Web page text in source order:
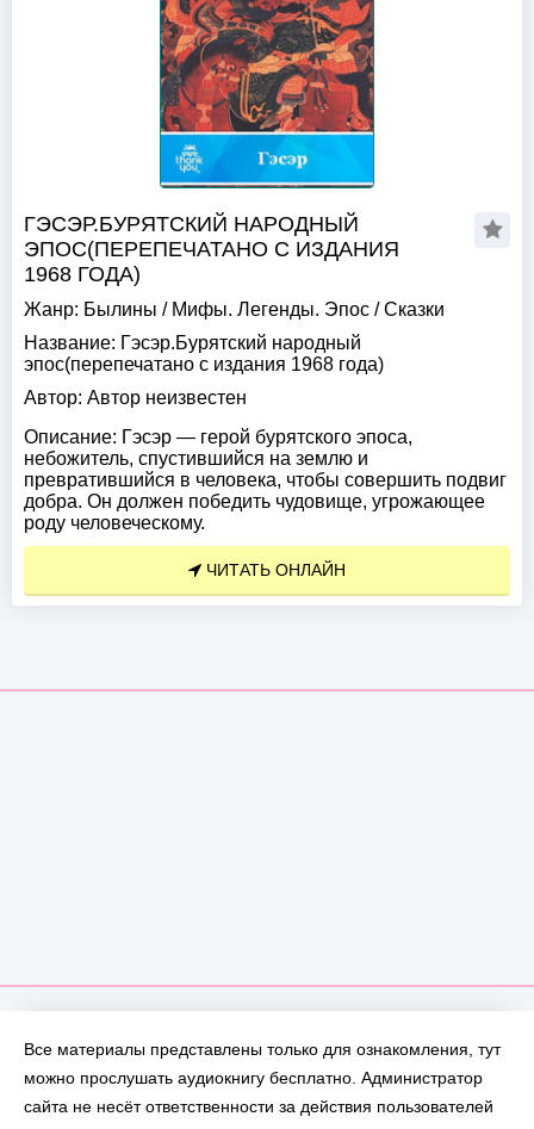
ГЭСЭР.БУРЯТСКИЙ НАРОДНЫЙ
ЭПОС(ПЕРЕПЕЧАТАНО С ИЗДАНИЯ
1968 ГОДА)
Жанр: Былины / Мифы. Легенды. Эпос /Сказки
Название: Гэсэр.Бурятский народный
эпос(перепечатано с издания 1968 года)
Автор: Автор неизвестен
Описание: Гэсэр — герой бурятского эпоса,
небожитель, спустившийся на землю и
превратившийся в человека, чтобы совершить подвиг
добра. Он должен победить чудовище, угрожающее
роду человеческому.
ЧИТАТЬ ОНЛАЙН
Все материалы представлены только для ознакомления, тут
можно прослушать аудиокнигу бесплатно. Администратор
сайта не несёт ответственности за действия пользователей